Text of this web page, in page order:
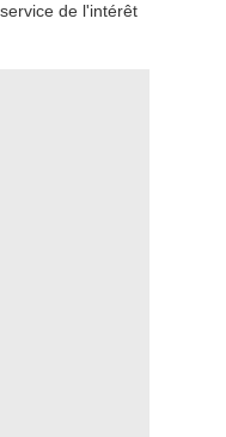
de l'intérêt